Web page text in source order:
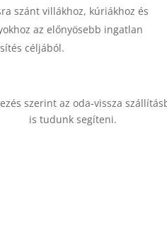
szánt villákhoz, kúriákhoz és
az előnyösebb ingatlan
céljából.
szerint az oda-vissza
is tudunk segíteni.